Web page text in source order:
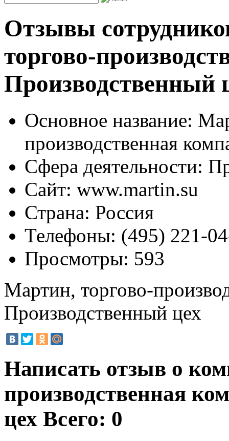
Отзывы
торгово-
Производственный
Основное название:
производственная
Сфера деятельности:
Сайт: www.martin.su
Страна: Россия
Телефоны: (495) 221-
Просмотры: 593
Мартин, торгово-
Производственный цех
Написать отзыв о
производственная
цех Всего: 0